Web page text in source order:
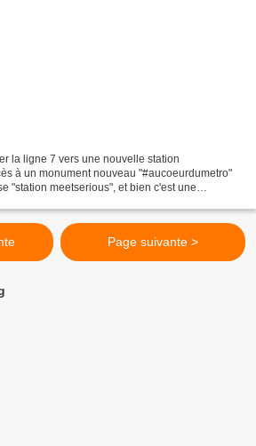
la ligne 7 vers une nouvelle station
à un monument nouveau "#aucoeurdumetro"
"station meetserious", et bien c'est une
Page suivante >